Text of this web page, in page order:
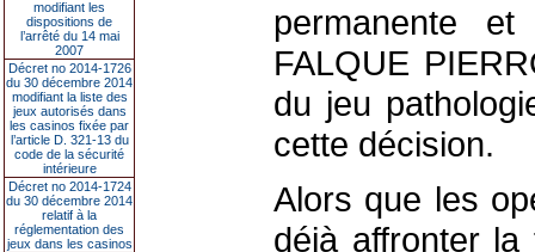
modifiant les
dispositions de
l’arrêté du 14 mai
2007
Décret no 2014-1726
du 30 décembre 2014
modifiant la liste des
jeux autorisés dans
les casinos fixée par
l’article D. 321-13 du
code de la sécurité
intérieure
Décret no 2014-1724
du 30 décembre 2014
relatif à la
réglementation des
jeux dans les casinos
permanente
FALQUE
du jeu
cette décision.
Alors que les
déjà affronter